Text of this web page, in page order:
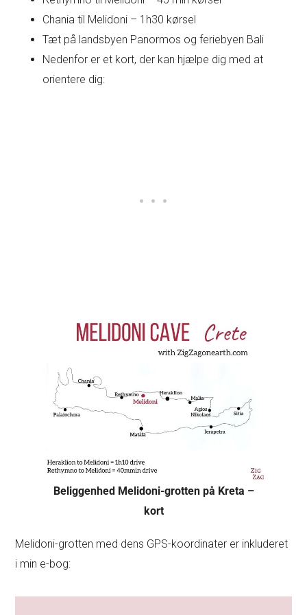
Chania til Melidoni – 1h30 kørsel
Tæt på landsbyen Panormos og feriebyen Bali
Nedenfor er et kort, der kan hjælpe dig med at
orientere dig:
Beliggenhed Melidoni-grotten på Kreta –
kort
Melidoni-grotten med dens GPS-koordinater er inkluderet
i min e-bog: